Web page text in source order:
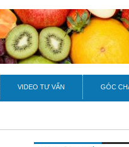
VIDEO TƯ VẤN GÓC